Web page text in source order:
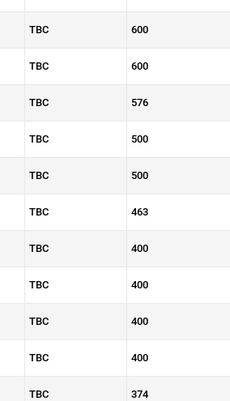
TBC 600
TBC 600
TBC 576
TBC 500
TBC 500
TBC 463
TBC 400
TBC 400
TBC 400
TBC 400
TBC 374